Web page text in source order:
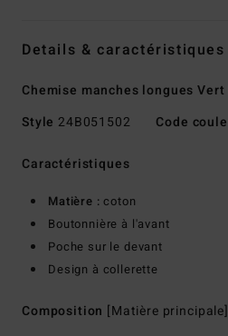
Details & caractéristiques
Chemise manches longues Vert
Style 24B051502 Code
Caractéristiques
Matière : coton
Boutonnière à l'avant
Poche sur le devant
Design à collerette
Composition [Matière